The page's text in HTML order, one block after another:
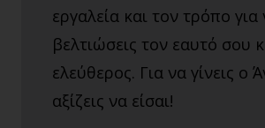
εργαλεία και τον τρόπο για
βελτιώσεις τον εαυτό σου
ελεύθερος. Για να γίνεις ο
αξίζεις να είσαι!